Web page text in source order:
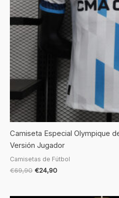
Camiseta Especial Olympique
Versión Jugador
Camisetas de Fútbol
€69,90 €24,90